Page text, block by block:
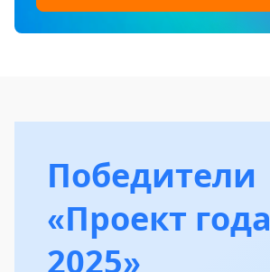
Победители
«Проект года
2025»